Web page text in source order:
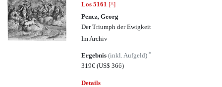
Los 5161 [^]
Pencz, Georg
Der Triumph der Ewigkeit
Im Archiv
Ergebnis(inkl. Aufgeld)*
319€(US$ 366)
Details